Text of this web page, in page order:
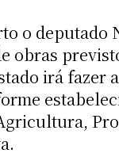
o
obras
irá fazer